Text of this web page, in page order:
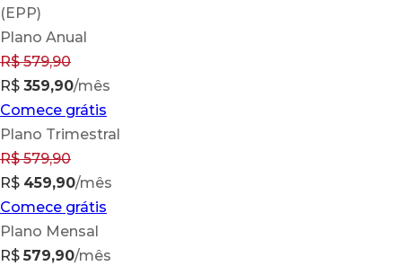
(EPP)
Plano Anual
R$579,90
R$ 359,90/mês
Comece grátis
Plano Trimestral
R$ 579,90
R$ 459,90/mês
Comece grátis
Plano Mensal
R$579,90/mês